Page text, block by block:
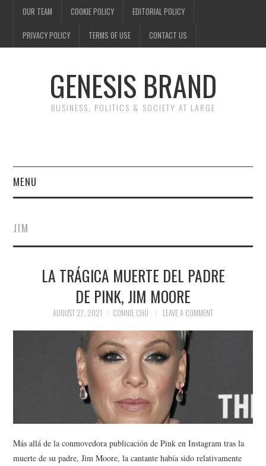
OUR TEAM COOKIE POLICY EDITORIAL POLICY
PRIVACY POLICY TERMS OF USE CONTACT US
GENESIS BRAND
BUSINESS, POLITICS & SOCIETY AT LARGE
MENU
FINANCE
NEWS
SOCIETY
TECHNOLOGY
JIM
LA TRÁGICA MUERTE DEL PADRE
DE PINK, JIM MOORE
AUGUST 27, 2021 CONNIE CHU LEAVE A COMMENT
Más allá de la conmovedora publicación de Pink en Instagram tras la
muerte de su padre, Jim Moore, la cantante había sido relativamente